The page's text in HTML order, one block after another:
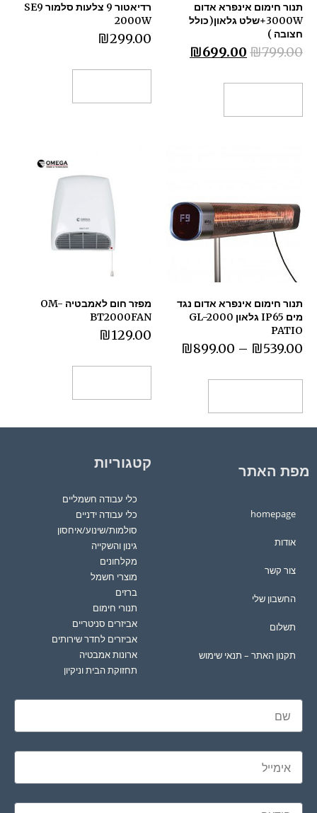
תנור חימום אינפרא אדום
3000W+שלט גלאון(כולל
חצובה )
₪799.00
₪699.00
רדיאטור 9 צלעות סלמור SE9
2000W
₪299.00
תנור חימום אינפרא אדום נגד
מים IP65 גלאון GL-2000
PATIO
₪539.00
–
₪899.00
מפזר חום לאמבטיה OM-
BT2000FAN
₪129.00
מפת האתר
homepage
אודות
צור קשר
החשבון שלי
תשלום
תקנון האתר – תנאי שימוש
קטגוריות
כלי עבודה חשמליים
כלי עבודה ידניים
סולמות/שינוע/איחסון
גינון והשקייה
מקלחונים
מוצרי חשמל
ברזים
תנורי חימום
אביזרים סניטריים
אביזרים לחדר שירותים
ארונות אמבטיה
תחזוקת הבית וניקיון